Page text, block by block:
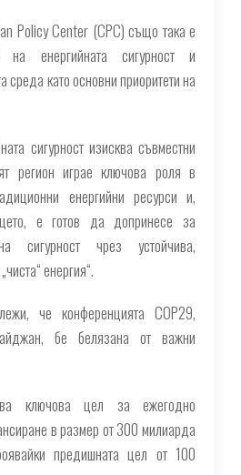
Policy Center (CPC) също така е
на енергийната сигурност и
среда като основни приоритети на
сигурност изисква съвместни
регион играе ключова роля в
енергийни ресурси и,
е готов да допринесе за
сигурност чрез устойчива,
енергия“.
че конференцията COP29,
бе белязана от важни
ключова цел за ежегодно
в размер от 300 милиарда
предишната цел от 100